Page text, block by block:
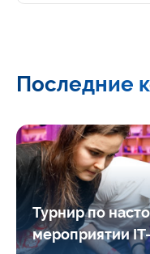
Последние
Турнир по
мероприятии